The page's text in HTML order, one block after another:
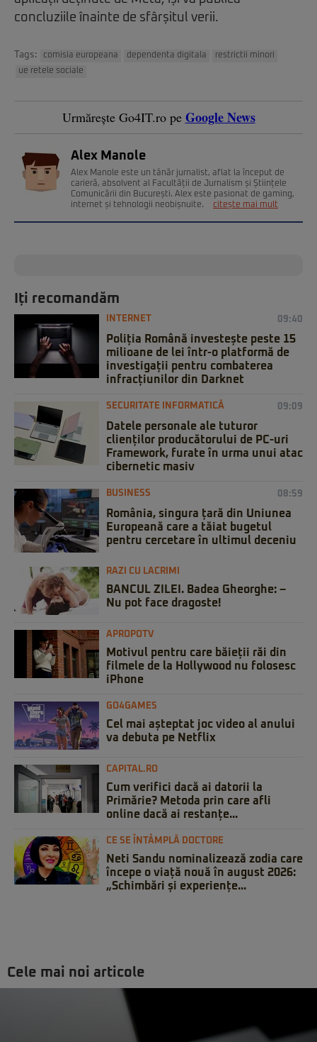
concluziile înainte de sfârșitul verii.
Tags: comisia europeana dependenta digitala
restrictii minori
ue retele sociale
Urmărește Go4IT.ro pe Google News
Alex Manole
Alex Manole este un tânăr jurnalist, aflat la început de
carieră, absolvent al Facultății de Jurnalism și Științele
Comunicării din București. Alex este pasionat de gaming,
internet și tehnologii neobișnuite.
citește mai mult
Iți recomandăm
INTERNET 09:40
Poliția Română investește peste 15
milioane de lei într-o platformă de
investigații pentru combaterea
infracțiunilor din Darknet
SECURITATE INFORMATICĂ 09:09
Datele personale ale tuturor
clienților producătorului de PC-uri
Framework, furate în urma unui atac
cibernetic masiv
BUSINESS 08:59
România, singura țară din Uniunea
Europeană care a tăiat bugetul
pentru cercetare în ultimul deceniu
RAZI CU LACRIMI
BANCUL ZILEI. Badea Gheorghe: –
Nu pot face dragoste!
APROPOTV
Motivul pentru care băieții răi din
filmele de la Hollywood nu folosesc
iPhone
GO4GAMES
Cel mai așteptat joc video al anului
va debuta pe Netflix
CAPITAL.RO
Cum verifici dacă ai datorii la
Primărie? Metoda prin care afli
online dacă ai restanțe...
CE SE ÎNTÂMPLĂ DOCTORE
Neti Sandu nominalizează zodia care
începe o viață nouă în august 2026:
„Schimbări și experiențe...
Cele mai noi articole